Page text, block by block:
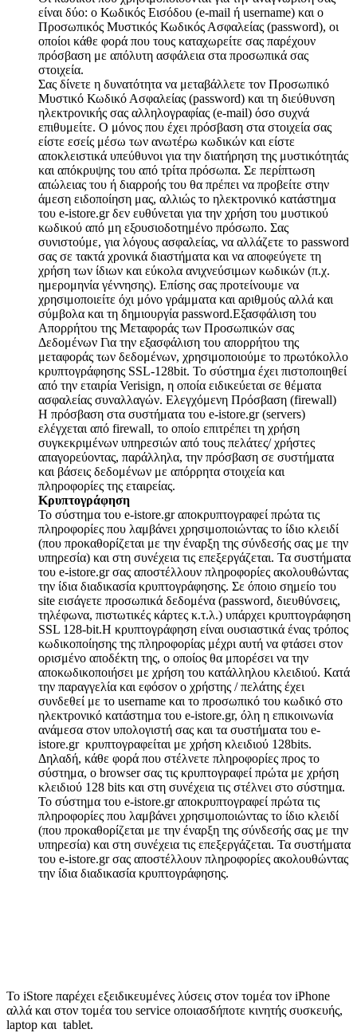
είναι δύο: ο Κωδικός Εισόδου (e-mail ή username) και ο
Προσωπικός Μυστικός Κωδικός Ασφαλείας (password), οι
οποίοι κάθε φορά που τους καταχωρείτε σας παρέχουν
πρόσβαση με απόλυτη ασφάλεια στα προσωπικά σας
στοιχεία.
Σας δίνετε η δυνατότητα να μεταβάλλετε τον Προσωπικό
Μυστικό Κωδικό Ασφαλείας (password) και τη διεύθυνση
ηλεκτρονικής σας αλληλογραφίας (e-mail) όσο συχνά
επιθυμείτε. Ο μόνος που έχει πρόσβαση στα στοιχεία σας
είστε εσείς μέσω των ανωτέρω κωδικών και είστε
αποκλειστικά υπεύθυνοι για την διατήρηση της μυστικότητάς
και απόκρυψης του από τρίτα πρόσωπα. Σε περίπτωση
απώλειας του ή διαρροής του θα πρέπει να προβείτε στην
άμεση ειδοποίηση μας, αλλιώς το ηλεκτρονικό κατάστημα
του e-istore.gr δεν ευθύνεται για την χρήση του μυστικού
κωδικού από μη εξουσιοδοτημένο πρόσωπο. Σας
συνιστούμε, για λόγους ασφαλείας, να αλλάζετε το password
σας σε τακτά χρονικά διαστήματα και να αποφεύγετε τη
χρήση των ίδιων και εύκολα ανιχνεύσιμων κωδικών (π.χ.
ημερομηνία γέννησης). Επίσης σας προτείνουμε να
χρησιμοποιείτε όχι μόνο γράμματα και αριθμούς αλλά και
σύμβολα και τη δημιουργία password.Εξασφάλιση του
Απορρήτου της Μεταφοράς των Προσωπικών σας
Δεδομένων Για την εξασφάλιση του απορρήτου της
μεταφοράς των δεδομένων, χρησιμοποιούμε το πρωτόκολλο
κρυπτογράφησης SSL-128bit. Το σύστημα έχει πιστοποιηθεί
από την εταιρία Verisign, η οποία ειδικεύεται σε θέματα
ασφαλείας συναλλαγών. Ελεγχόμενη Πρόσβαση (firewall)
Η πρόσβαση στα συστήματα του e-istore.gr (servers)
ελέγχεται από firewall, το οποίο επιτρέπει τη χρήση
συγκεκριμένων υπηρεσιών από τους πελάτες/ χρήστες
απαγορεύοντας, παράλληλα, την πρόσβαση σε συστήματα
και βάσεις δεδομένων με απόρρητα στοιχεία και
πληροφορίες της εταιρείας.
Κρυπτογράφηση
Το σύστημα του e-istore.gr αποκρυπτογραφεί πρώτα τις
πληροφορίες που λαμβάνει χρησιμοποιώντας το ίδιο κλειδί
(που προκαθορίζεται με την έναρξη της σύνδεσής σας με την
υπηρεσία) και στη συνέχεια τις επεξεργάζεται. Τα συστήματα
του e-istore.gr σας αποστέλλουν πληροφορίες ακολουθώντας
την ίδια διαδικασία κρυπτογράφησης. Σε όποιο σημείο του
site εισάγετε προσωπικά δεδομένα (password, διευθύνσεις,
τηλέφωνα, πιστωτικές κάρτες κ.τ.λ.) υπάρχει κρυπτογράφηση
SSL 128-bit.Η κρυπτογράφηση είναι ουσιαστικά ένας τρόπος
κωδικοποίησης της πληροφορίας μέχρι αυτή να φτάσει στον
ορισμένο αποδέκτη της, ο οποίος θα μπορέσει να την
αποκωδικοποιήσει με χρήση του κατάλληλου κλειδιού. Κατά
την παραγγελία και εφόσον ο χρήστης / πελάτης έχει
συνδεθεί με το username και το προσωπικό του κωδικό στο
ηλεκτρονικό κατάστημα του e-istore.gr, όλη η επικοινωνία
ανάμεσα στον υπολογιστή σας και τα συστήματα του e-
istore.gr κρυπτογραφείται με χρήση κλειδιού 128bits.
Δηλαδή, κάθε φορά που στέλνετε πληροφορίες προς το
σύστημα, ο browser σας τις κρυπτογραφεί πρώτα με χρήση
κλειδιού 128 bits και στη συνέχεια τις στέλνει στο σύστημα.
Το σύστημα του e-istore.gr αποκρυπτογραφεί πρώτα τις
πληροφορίες που λαμβάνει χρησιμοποιώντας το ίδιο κλειδί
(που προκαθορίζεται με την έναρξη της σύνδεσής σας με την
υπηρεσία) και στη συνέχεια τις επεξεργάζεται. Τα συστήματα
του e-istore.gr σας αποστέλλουν πληροφορίες ακολουθώντας
την ίδια διαδικασία κρυπτογράφησης.
Το iStore παρέχει εξειδικευμένες λύσεις στον τομέα τον iPhone
αλλά και στον τομέα του service οποιασδήποτε κινητής συσκευής,
laptop και tablet.